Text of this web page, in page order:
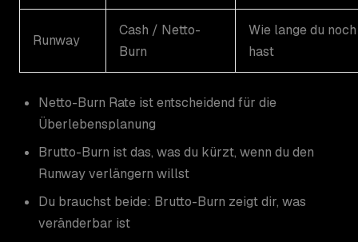
Runway
Cash / Netto-
Burn
Wie lange du noch
hast
Netto-Burn Rate ist entscheidend für die
Überlebensplanung
Brutto-Burn ist das, was du kürzt, wenn du den
Runway verlängern willst
Du brauchst beide: Brutto-Burn zeigt dir, was
veränderbar ist